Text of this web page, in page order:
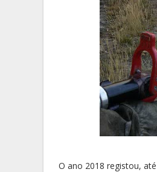
O ano 2018 registou,